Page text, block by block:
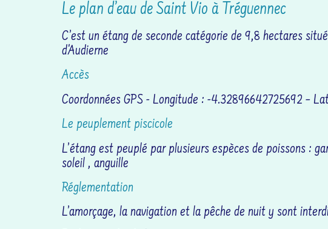
Le plan d’eau de Saint Vio à Tréguennec
C’est un étang de seconde catégorie de 9,8 hectares
d'Audierne
Accès
Coordonnées GPS - Longitude : -4.32896642725692 –
Le peuplement piscicole
L’étang est peuplé par plusieurs espèces de poissons :
soleil , anguille
Réglementation
L’amorçage, la navigation et la pêche de nuit y sont